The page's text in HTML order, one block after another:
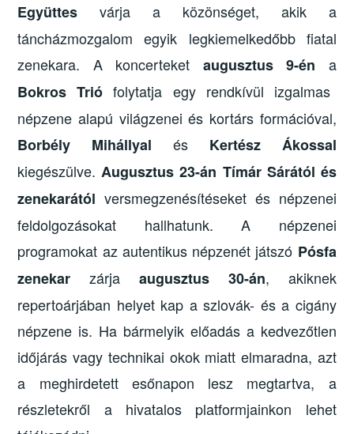
Együttes várja a közönséget, akik a
táncházmozgalom egyik legkiemelkedőbb fiatal
zenekara. A koncerteket augusztus 9-én a
Bokros Trió folytatja egy rendkívül izgalmas
népzene alapú világzenei és kortárs formációval,
Borbély Mihállyal és Kertész Ákossal
kiegészülve.Augusztus 23-án Tímár Sárától és
zenekarától versmegzenésítéseket és népzenei
feldolgozásokat hallhatunk. A népzenei
programokat az autentikus népzenét játszó Pósfa
zenekar zárja augusztus 30-án, akiknek
repertoárjában helyet kap a szlovák- és a cigány
népzene is. Ha bármelyik előadás a kedvezőtlen
időjárás vagy technikai okok miatt elmaradna, azt
a meghirdetett esőnapon lesz megtartva, a
részletekről a hivatalos platformjainkon lehet